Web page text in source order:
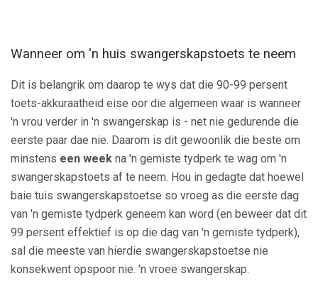
Wanneer om 'n huis swangerskapstoets te neem
Dit is belangrik om daarop te wys dat die 90-99 persent
toets-akkuraatheid eise oor die algemeen waar is wanneer
'n vrou verder in 'n swangerskap is - net nie gedurende die
eerste paar dae nie. Daarom is dit gewoonlik die beste om
minstens een week na 'n gemiste tydperk te wag om 'n
swangerskapstoets af te neem. Hou in gedagte dat hoewel
baie tuis swangerskapstoetse so vroeg as die eerste dag
van 'n gemiste tydperk geneem kan word (en beweer dat dit
99 persent effektief is op die dag van 'n gemiste tydperk),
sal die meeste van hierdie swangerskapstoetse nie
konsekwent opspoor nie. 'n vroeë swangerskap.